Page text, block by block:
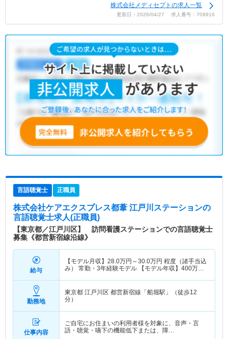
株式会社メディセプトの求人一覧
更新日：2026/04/27 求人番号：709916
言語聴覚士 正職員
株式会社ケアエクスプレス都葦 江戸川ステーションの
言語聴覚士求人(正職員)
【東京都／江戸川区】 訪問看護ステーションでの言語聴覚士
募集《都営新宿線沿線》
給与
【モデル月収】 28.0万円～30.0万円 程度（諸手当込
み） 常勤・3年経験モデル 【モデル年収】 400万円
ル
勤務地
東京都 江戸川区 都営新宿線「船堀駅」（徒歩12
分）
仕事内容
ご自宅にお住まいの利用者様を対象に、音声・言
語・聴覚・嚥下の機能低下または、障…